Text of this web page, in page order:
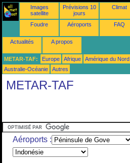
Images
satellite
Prévisions 10
jours
Climat
Foudre Aéroports FAQ
Actualités A propos
METAR-TAF: Europe Afrique Amérique du Nord
Australie-Océanie
Autres
METAR-TAF
Aéroports :